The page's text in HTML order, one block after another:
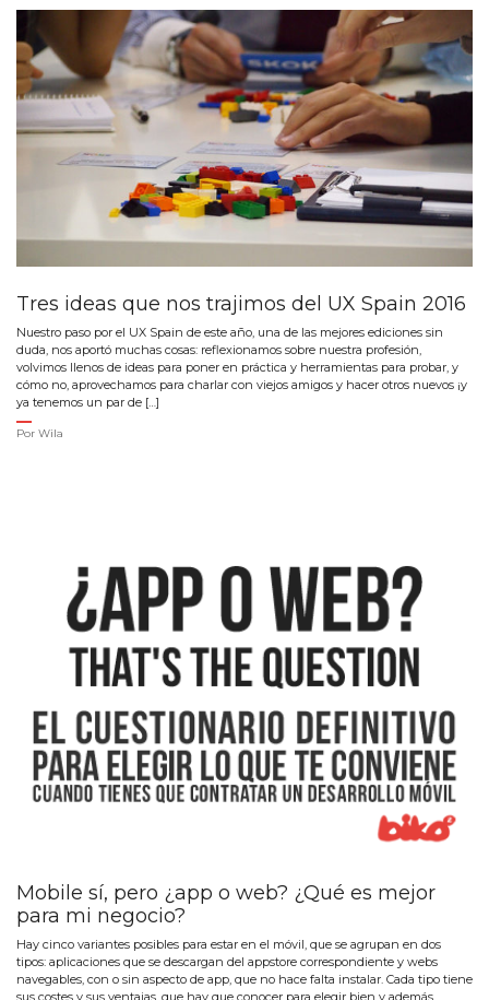
Tres ideas que nos trajimos del UX Spain 2016
Nuestro paso por el UX Spain de este año, una de las mejores ediciones sin
duda, nos aportó muchas cosas: reflexionamos sobre nuestra profesión,
volvimos llenos de ideas para poner en práctica y herramientas para probar, y
cómo no, aprovechamos para charlar con viejos amigos y hacer otros nuevos ¡y
ya tenemos un par de […]
Por Wila
Mobile sí, pero ¿app o web? ¿Qué es mejor
para mi negocio?
Hay cinco variantes posibles para estar en el móvil, que se agrupan en dos
tipos: aplicaciones que se descargan del appstore correspondiente y webs
navegables, con o sin aspecto de app, que no hace falta instalar. Cada tipo tiene
sus costes y sus ventajas, que hay que conocer para elegir bien y además